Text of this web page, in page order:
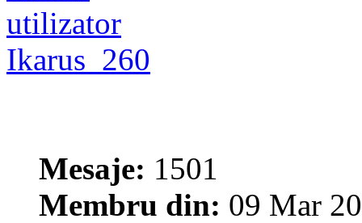
Ikarus_260
Mesaje: 1501
Membru din: 09 Mar